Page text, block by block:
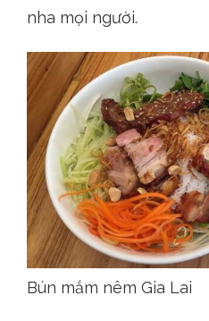
nha mọi người.
Bún mắm nêm Gia Lai